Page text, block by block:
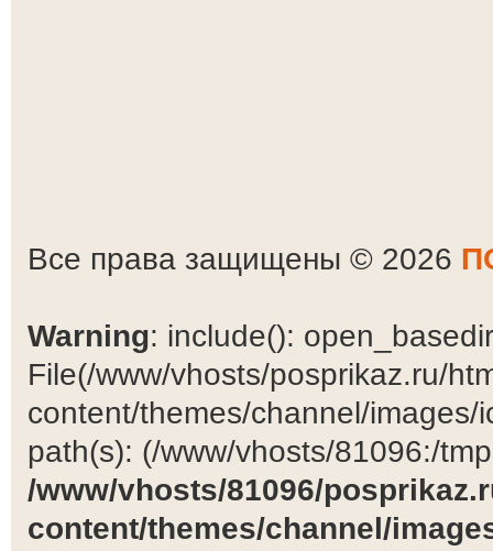
Все права защищены © 2026
Warning: include():
File(/www/vhosts/posprikaz.ru/
content/themes/channel/
path(s): (/www/vhosts/81096:/
/www/vhosts/81096/
content/themes/channel/